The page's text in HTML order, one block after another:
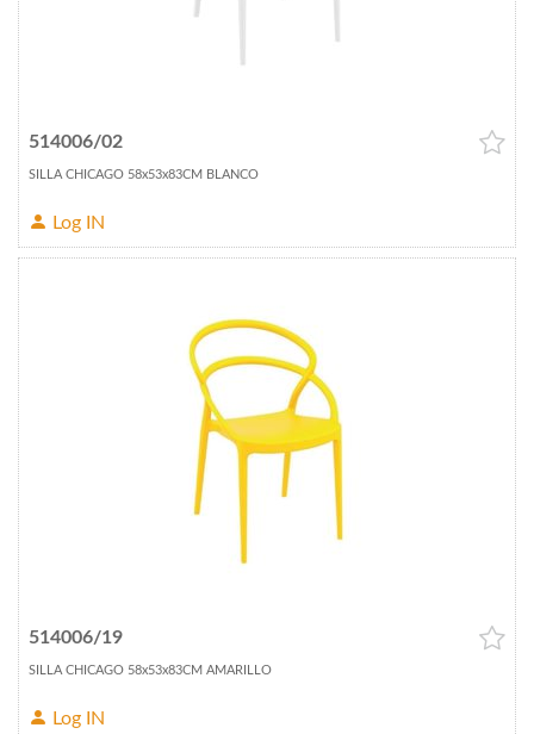
514006/02
SILLA CHICAGO 58x53x83CM BLANCO
Log IN
514006/19
SILLA CHICAGO 58x53x83CM AMARILLO
Log IN